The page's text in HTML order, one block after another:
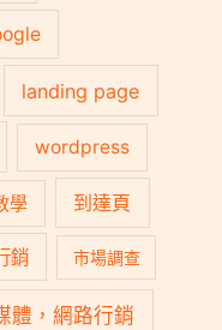
landing page
wordpress
學 到達頁
銷 市場調查
體，網路行銷